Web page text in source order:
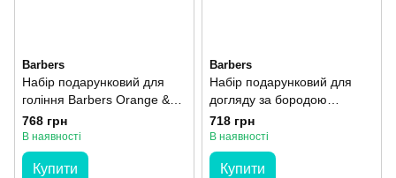
Barbers
Набір подарунковий для
гоління Barbers Orange &
Amber
768 грн
В наявності
Купити
Barbers
Набір подарунковий для
догляду за бородою
Barbers Ginger & Pink
Pepper
718 грн
В наявності
Купити